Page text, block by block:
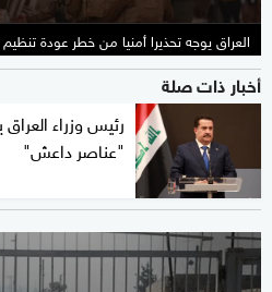
العراق يوجه تحذيرا أمنيا من خطر عودة
أخبار ذات صلة
رئيس وزراء
"عناصر داعش"